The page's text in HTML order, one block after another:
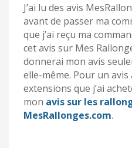
J’ai lu des avis
avant de passer ma
que j’ai reçu ma
cet avis sur Mes
donnerai mon avis
elle-même. Pour un
extensions que j’ai
mon avis sur les
MesRallonges.com.